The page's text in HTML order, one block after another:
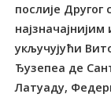
послије Другог
укључујући
Ђузепеа де
Латуаду,